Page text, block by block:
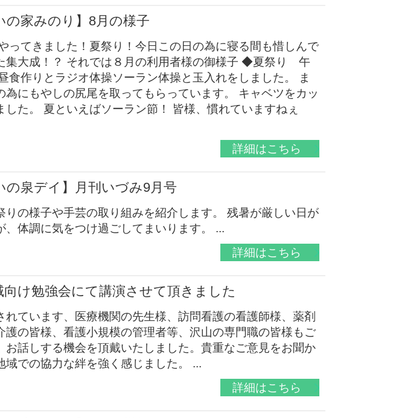
の家みのり】8月の様子
ってきました！夏祭り！今日この日の為に寝る間も惜しんで
集大成！？ それでは８月の利用者様の御様子 ◆夏祭り 午
食作りとラジオ体操ソーラン体操と玉入れをしました。 ま
為にもやしの尻尾を取ってもらっています。 キャベツをカッ
した。 夏といえばソーラン節！ 皆様、慣れていますねぇ
詳細はこちら
の泉デイ】月刊いづみ9月号
りの様子や手芸の取り組みを紹介します。 残暑が厳しい日が
、体調に気をつけ過ごしてまいります。 ...
詳細はこちら
向け勉強会にて講演させて頂きました
れています、医療機関の先生様、訪問看護の看護師様、薬剤
護の皆様、看護小規模の管理者等、沢山の専門職の皆様もご
お話しする機会を頂戴いたしました。貴重なご意見をお聞か
域での協力な絆を強く感じました。 ...
詳細はこちら